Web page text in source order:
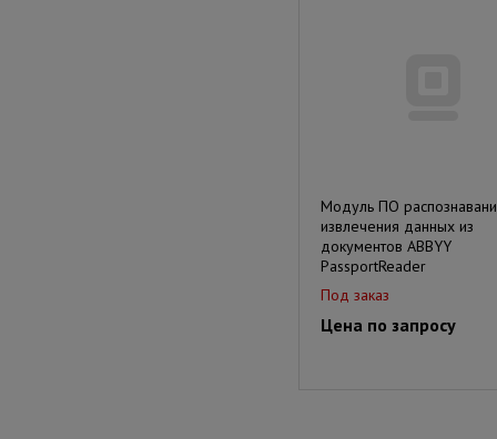
Модуль ПО
извлечения данных из
документов ABBYY
PassportReader
Под заказ
Цена по запросу